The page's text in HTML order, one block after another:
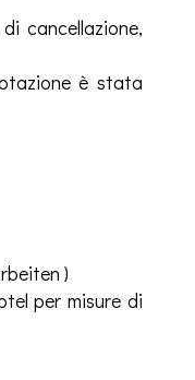
cancellazione,
è stata
)
per misure di